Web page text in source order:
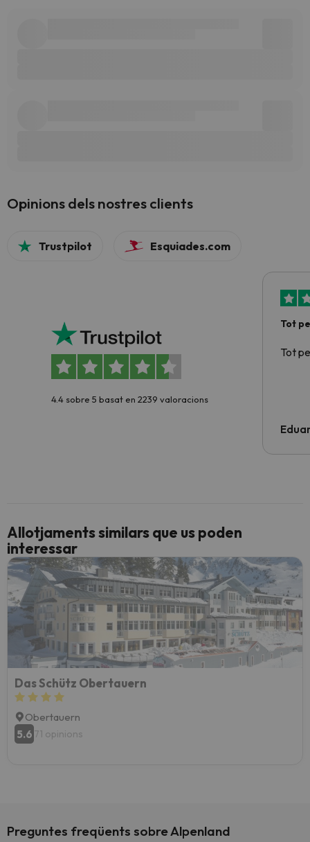
Opinions dels nostres clients
Trustpilot Esquiades.com
4.4 sobre 5 basat en 2239 valoracions
Tot
Tot
Allotjaments similars que us poden
interessar
Das Schütz Obertauern
Obertauern
5.6 71 opinions
Preguntes freqüents sobre Alpenland